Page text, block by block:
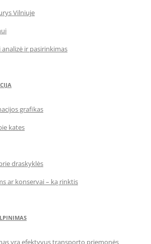
Vilniuje
ir pasirinkimas
grafikas
kates
draskyklės
ar konservai – ką rinktis